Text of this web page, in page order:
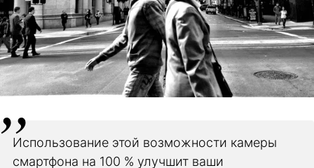
Использование этой возможности камеры
смартфона на 100 % улучшит ваши